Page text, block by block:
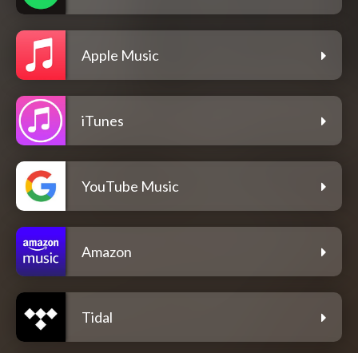
Apple Music
iTunes
YouTube Music
Amazon
Tidal